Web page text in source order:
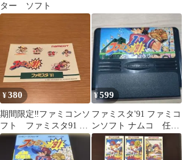
ター ソフト
¥380
期間限定‼️ファミコンソ
フト ファミスタ91 シ
ールラベル ナムコ
¥599
ファミスタ'91 ファミコ
ンソフト ナムコ 任天
堂